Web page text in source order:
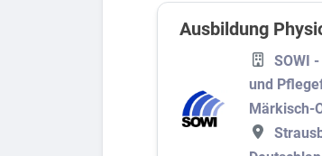
Ausbildung
SOWI
und
Märkisch-